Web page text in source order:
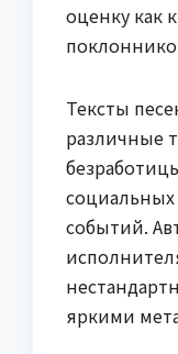
оценку как
Тексты
различные
событий.
яркими